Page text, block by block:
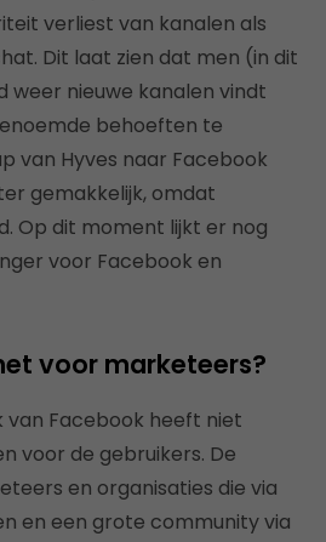
verliest van kanalen als
Dit laat zien dat men (in dit
weer nieuwe kanalen vindt
behoeften te
van Hyves naar Facebook
gemakkelijk, omdat
Op dit moment lijkt er nog
voor Facebook en
voor marketeers?
van Facebook heeft niet
voor de gebruikers. De
en organisaties die via
en een grote community via